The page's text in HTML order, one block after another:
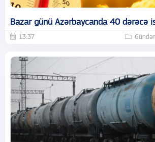
Bazar günü Azərbaycanda 40 dərəcə
13:37